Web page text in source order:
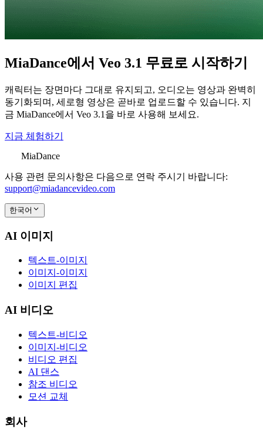
MiaDance에서 Veo 3.1 무료로 시작하기
캐릭터는 장면마다 그대로 유지되고, 오디오는 영상과 완벽히
동기화되며, 세로형 영상은 곧바로 업로드할 수 있습니다. 지
금 MiaDance에서 Veo 3.1을 바로 사용해 보세요.
지금 체험하기
MiaDance
사용 관련 문의사항은 다음으로 연락 주시기 바랍니다:
support@miadancevideo.com
한국어
AI 이미지
텍스트-이미지
이미지-이미지
이미지 편집
AI 비디오
텍스트-비디오
이미지-비디오
비디오 편집
AI 댄스
참조 비디오
모션 교체
회사